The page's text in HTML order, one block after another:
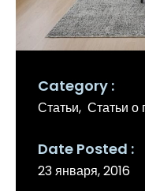
Category
Статьи Статьи о
Date Posted
23 января, 2016